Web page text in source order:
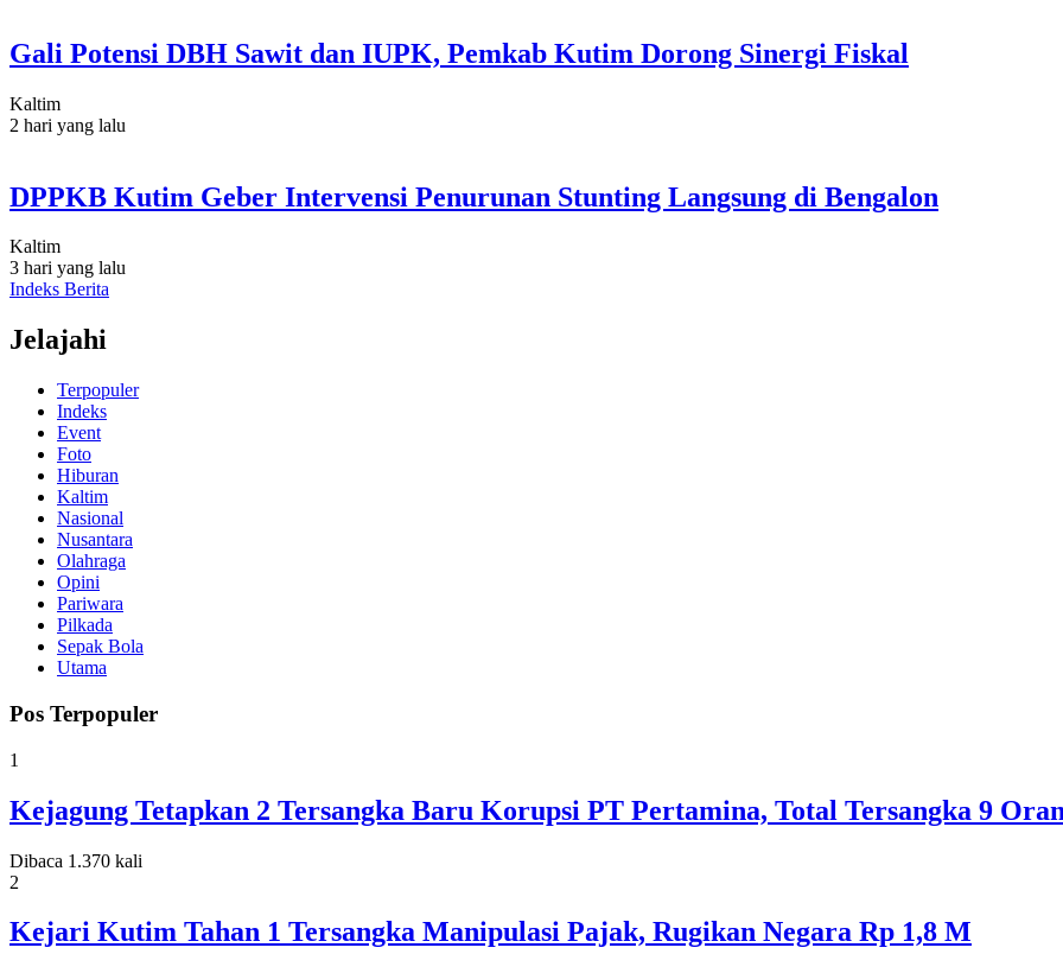
Gali Potensi DBH Sawit dan IUPK, Pemkab Kutim Dorong Sinergi Fiskal
Kaltim
2 hari yang lalu
DPPKB Kutim Geber Intervensi Penurunan Stunting Langsung di Bengalon
Kaltim
3 hari yang lalu
Indeks Berita
Jelajahi
Terpopuler
Indeks
Event
Foto
Hiburan
Kaltim
Nasional
Nusantara
Olahraga
Opini
Pariwara
Pilkada
Sepak Bola
Utama
Pos Terpopuler
1
Kejagung Tetapkan 2 Tersangka Baru Korupsi PT Pertamina, Total Tersangka 9
Dibaca 1.370 kali
2
Kejari Kutim Tahan 1 Tersangka Manipulasi Pajak, Rugikan Negara Rp 1,8 M